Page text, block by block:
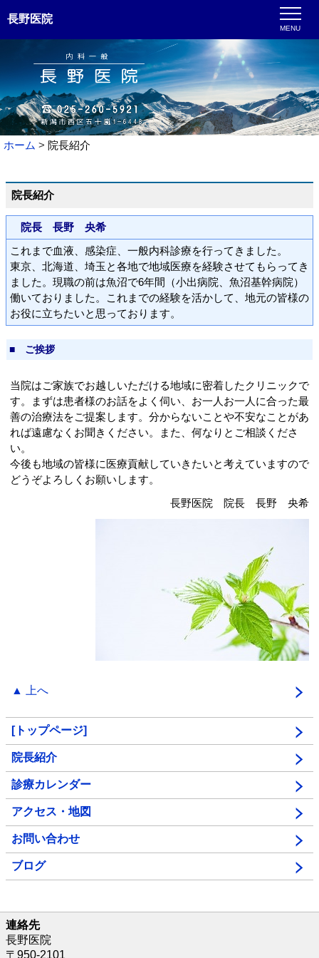
長野医院
MENU
ホーム 院長紹介
院長紹介
院長 長野 央希
これまで血液、感染症、一般内科診療を行ってきました。
東京、北海道、埼玉と各地で地域医療を経験させてもらってき
ました。現職の前は魚沼で6年間（小出病院、魚沼基幹病院）
働いておりました。これまでの経験を活かして、地元の皆様の
お役に立ちたいと思っております。
■ ご挨拶
当院はご家族でお越しいただける地域に密着したクリニックで
す。まずは患者様のお話をよく伺い、お一人お一人に合った最
善の治療法をご提案します。分からないことや不安なことがあ
れば遠慮なくお聞きください。また、何なりとご相談くださ
い。
今後も地域の皆様に医療貢献していきたいと考えていますので
どうぞよろしくお願いします。
長野医院 院長 長野 央希
▲ 上へ
[トップページ]
院長紹介
診療カレンダー
アクセス・地図
お問い合わせ
ブログ
連絡先
長野医院
〒950-2101